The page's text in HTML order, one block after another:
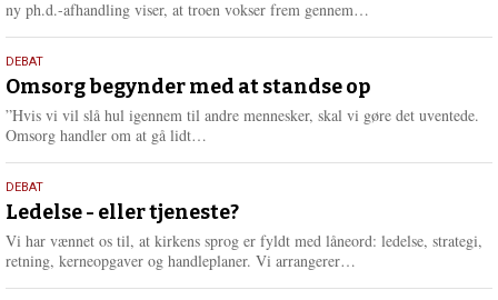
ny ph.d.-afhandling viser, at troen vokser frem gennem…
e
e
9.
juli
2026
DEBAT
Omsorg begynder med at standse op
”Hvis vi vil slå hul igennem til andre mennesker, skal vi gøre det uventede.
Omsorg handler om at gå lidt…
e
e
10.
juni
2026
DEBAT
Ledelse - eller tjeneste?
Vi har vænnet os til, at kirkens sprog er fyldt med låneord: ledelse, strategi,
retning, kerneopgaver og handleplaner. Vi arrangerer…